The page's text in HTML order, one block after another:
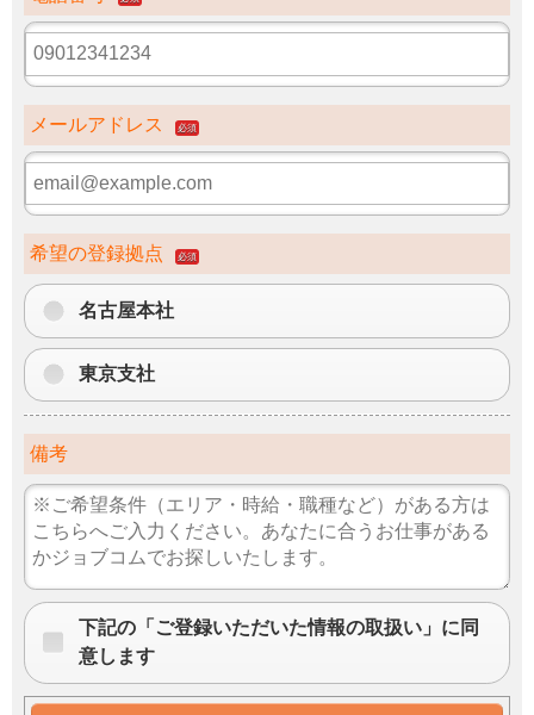
メールアドレス 必須
希望の登録拠点 必須
名古屋本社
東京支社
備考
下記の「ご登録いただいた情報の取扱い」に同
意します